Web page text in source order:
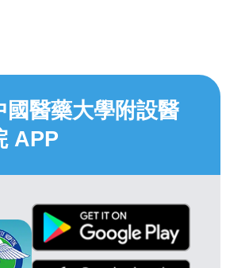
國醫藥大學附設醫
APP